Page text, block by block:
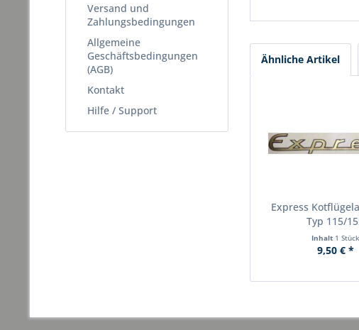
Versand und
Zahlungsbedingungen
Allgemeine
Geschäftsbedingungen
(AGB)
Kontakt
Hilfe / Support
Ähnliche Artikel
Express
Typ 115/
Inhalt 1 Stück
9,50 € *